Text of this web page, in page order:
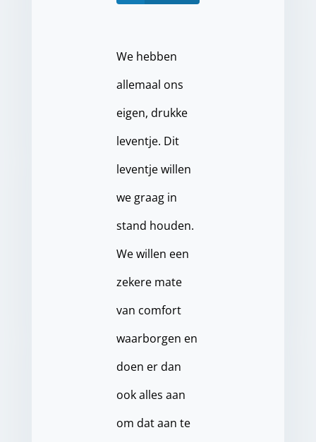
We hebben
allemaal ons
eigen, drukke
leventje. Dit
leventje willen
we graag in
stand houden.
We willen een
zekere mate
van comfort
waarborgen en
doen er dan
ook alles aan
om dat aan te